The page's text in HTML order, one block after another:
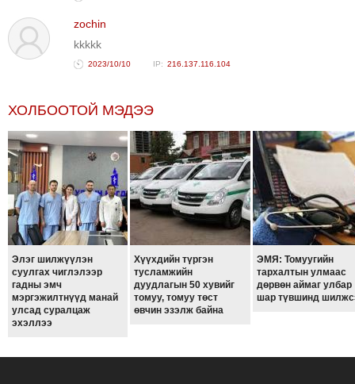
zochin
kkkkk
2023/10/10 216.137.116.104
ХОЛБООТОЙ МЭДЭЭ
Элэг шилжүүлэн
суулгах чиглэлээр
гадны эмч
мэргэжилтнүүд манай
улсад суралцаж
эхэллээ
Хүүхдийн түргэн
тусламжийн
дуудлагын 50 хувийг
томуу, томуу төст
өвчин эзэлж байна
ЭМЯ: Томуугийн
тархалтын улмаас
дөрвөн аймаг улбар
шар түвшинд